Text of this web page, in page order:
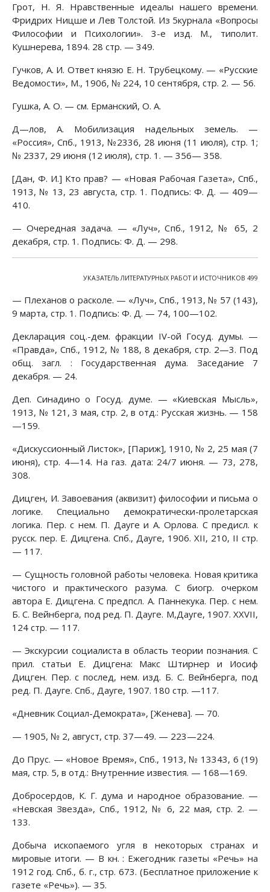
Грот, Н. Я. Нравственные идеалы нашего времени.
Фридрих Ницше и Лев Толстой. Из 5курнала «Вопросы
Философии и Психологии». 3-е изд. М., типолит.
Кушнерева, 1894. 28 стр. — 349.
Гучков, А. И. Ответ князю Е. Н. Трубецкому. — «Русские
Ведомости», М., 1906, № 224, 10 сентября, стр. 2. — 56.
Гушка, А. О. — см. Ерманский, О. А.
Д—лов, А. Мобилизация надельных земель. —
«Россия», Спб., 1913, №2336, 28 июня (11 июля), стр. 1;
№ 2337, 29 июня (12 июля), стр. 1. — 356— 358.
[Дан, Ф. И.] Кто прав? — «Новая Рабочая Газета», Спб.,
1913, № 13, 23 августа, стр. 1. Подпись: Ф. Д. — 409—
410.
— Очередная задача. — «Луч», Спб., 1912, № 65, 2
декабря, стр. 1. Подпись: Ф. Д. — 298.
УКАЗАТЕЛЬ ЛИТЕРАТУРНЫХ РАБОТ И ИСТОЧНИКОВ 499
— Плеханов о расколе. — «Луч», Спб., 1913, № 57 (143),
9 марта, стр. 1. Подпись: Ф. Д. — 74, 100—102.
Декларация соц.-дем. фракции IV-ой Госуд. думы. —
«Правда», Спб., 1912, № 188, 8 декабря, стр. 2—3. Под
общ. загл. : Государственная дума. Заседание 7
декабря. — 24.
Деп. Синадино о Госуд. думе. — «Киевская Мысль»,
1913, № 121, 3 мая, стр. 2, в отд.: Русская жизнь. — 158
—159.
«Дискуссионный Листок», [Париж], 1910, № 2, 25 мая (7
июня), стр. 4—14. На газ. дата: 24/7 июня. — 73, 278,
308.
Дицген, И. Завоевания (аквизит) философии и письма о
логике. Специально демократически-пролетарская
логика. Пер. с нем. П. Дауге и А. Орлова. С предисл. к
русск. пер. Е. Дицгена. Спб., Дауге, 1906. XII, 210, II стр.
— 117.
— Сущность головной работы человека. Новая критика
чистого и практического разума. С биогр. очерком
автора Е. Дицгена. С предпсл. А. Паннекука. Пер. с нем.
Б. С. Вейнберга, под ред. П. Дауге. М,Дауге, 1907. XXVII,
124 стр. — 117.
— Экскурсии социалиста в область теории познания. С
прил. статьи Е. Дицгена: Макс Штирнер и Иосиф
Дицген. Пер. с послед, нем. изд. Б. С. Вейнберга, под
ред. П. Дауге. Спб., Дауге, 1907. 180 стр. —117.
«Дневник Социал-Демократа», [Женева]. — 70.
— 1905, № 2, август, стр. 37—49. — 223—224.
До Прус. — «Новое Время», Спб., 1913, № 13343, 6 (19)
мая, стр. 5, в отд.: Внутренние известия. — 168—169.
Добросердов, К. Г. дума и народное образование. —
«Невская Звезда», Спб., 1912, № 6, 22 мая, стр. 2. —
133.
Добыча ископаемого угля в некоторых странах и
мировые итоги. — В кн. : Ежегодник газеты «Речь» на
1912 год. Спб., б. г., стр. 673. (Бесплатное приложение к
газете «Речь»). — 35.